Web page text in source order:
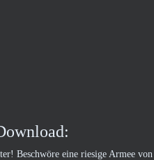
Beschwöre eine riesige Armee von